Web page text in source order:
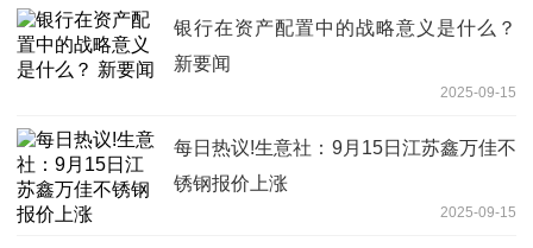
银行在资产配置中的战略意义是什么？
新要闻
2025-09-15
每日热议!生意社：9月15日江苏鑫万佳不
锈钢报价上涨
2025-09-15